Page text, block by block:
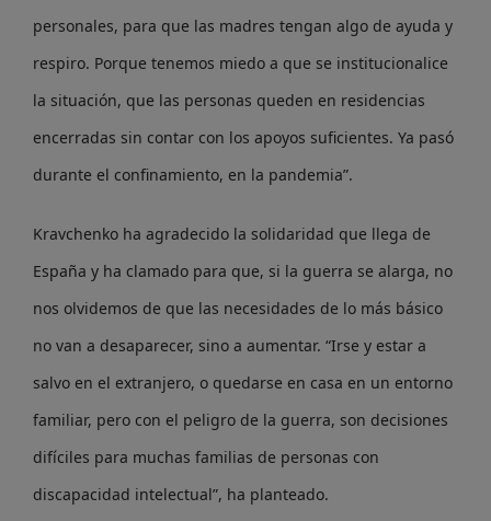
personales, para que las madres tengan algo de ayuda y
respiro. Porque tenemos miedo a que se institucionalice
la situación, que las personas queden en residencias
encerradas sin contar con los apoyos suficientes. Ya pasó
durante el confinamiento, en la pandemia”.
Kravchenko ha agradecido la solidaridad que llega de
España y ha clamado para que, si la guerra se alarga, no
nos olvidemos de que las necesidades de lo más básico
no van a desaparecer, sino a aumentar. “Irse y estar a
salvo en el extranjero, o quedarse en casa en un entorno
familiar, pero con el peligro de la guerra, son decisiones
difíciles para muchas familias de personas con
discapacidad intelectual”, ha planteado.